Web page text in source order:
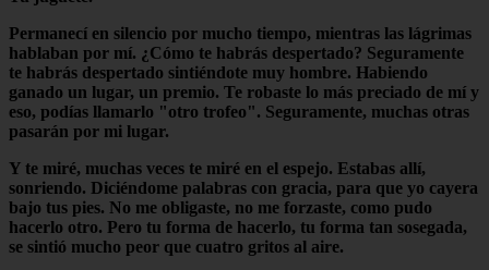
Permanecí en silencio por mucho tiempo, mientras las lágrimas
hablaban por mí. ¿Cómo te habrás despertado? Seguramente
te habrás despertado sintiéndote muy hombre. Habiendo
ganado un lugar, un premio. Te robaste lo más preciado de mí y
eso, podías llamarlo "otro trofeo". Seguramente, muchas otras
pasarán por mi lugar.
Y te miré, muchas veces te miré en el espejo. Estabas allí,
sonriendo. Diciéndome palabras con gracia, para que yo cayera
bajo tus pies. No me obligaste, no me forzaste, como pudo
hacerlo otro. Pero tu forma de hacerlo, tu forma tan sosegada,
se sintió mucho peor que cuatro gritos al aire.